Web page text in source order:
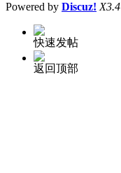
Powered by Discuz! X3.4
快速发帖
返回顶部